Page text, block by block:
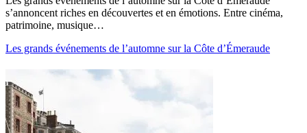
s’annoncent riches en découvertes et en émotions. Entre cinéma,
patrimoine, musique…
Les grands événements de l’automne sur la Côte d’Émeraude